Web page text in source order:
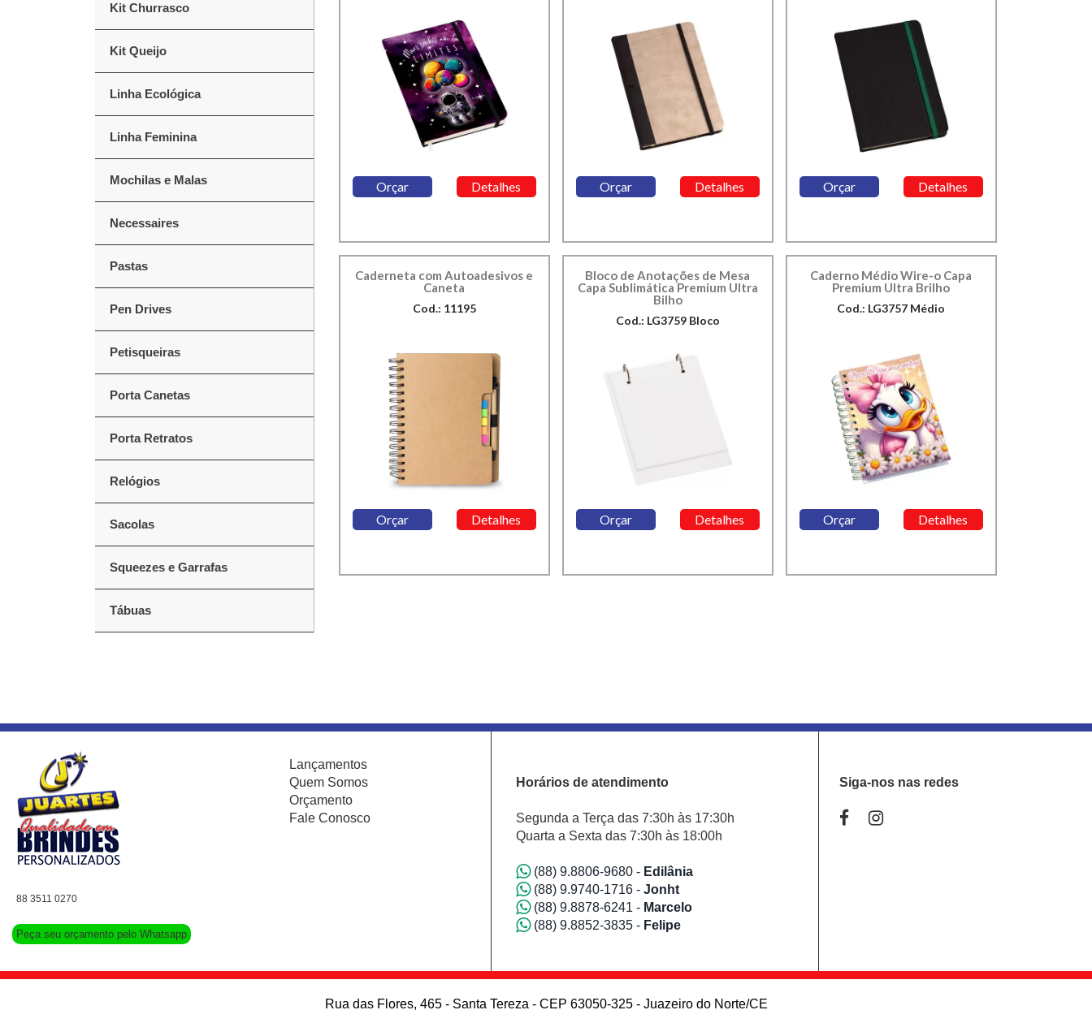
Kit Churrasco
Kit Queijo
Linha Ecológica
Linha Feminina
Mochilas e Malas
Necessaires
Pastas
Pen Drives
Petisqueiras
Porta Canetas
Porta Retratos
Relógios
Sacolas
Squeezes e Garrafas
Tábuas
Orçar Detalhes Orçar Detalhes Orçar Detalhes
Caderneta com Autoadesivos e
Caneta
Cod.: 11195
Orçar Detalhes
Bloco de Anotações de Mesa
Capa Sublimática Premium Ultra
Bilho
Cod.: LG3759 Bloco
Orçar Detalhes
Caderno Médio Wire-o Capa
Premium Ultra Brilho
Cod.: LG3757 Médio
Orçar Detalhes
88 3511 0270
Peça seu orçamento pelo Whatsapp
Lançamentos
Quem Somos
Orçamento
Fale Conosco
Horários de atendimento
Segunda a Terça das 7:30h às 17:30h
Quarta a Sexta das 7:30h às 18:00h
(88) 9.8806-9680 - Edilânia
(88) 9.9740-1716 - Jonht
(88) 9.8878-6241 - Marcelo
(88) 9.8852-3835 - Felipe
Siga-nos nas redes
Rua das Flores, 465 - Santa Tereza - CEP 63050-325 - Juazeiro do Norte/CE